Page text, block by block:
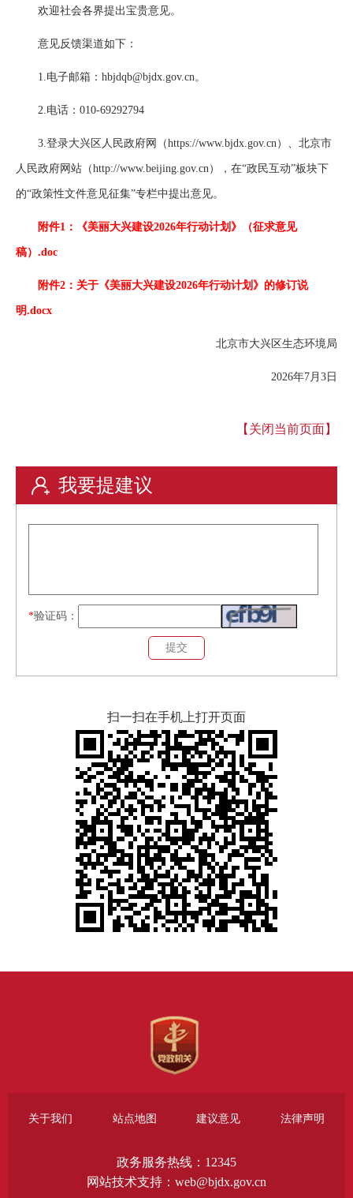
欢迎社会各界提出宝贵意见。
意见反馈渠道如下：
1.电子邮箱：hbjdqb@bjdx.gov.cn。
2.电话：010-69292794
3.登录大兴区人民政府网（https://www.bjdx.gov.cn）、北京市
人民政府网站（http://www.beijing.gov.cn），在“政民互动”板块下
的“政策性文件意见征集”专栏中提出意见。
附件1：《美丽大兴建设2026年行动计划》（征求意见
稿）.doc
附件2：关于《美丽大兴建设2026年行动计划》的修订说
明.docx
北京市大兴区生态环境局
2026年7月3日
【关闭当前页面】
我要提建议
*验证码：
扫一扫在手机上打开页面
关于我们 站点地图 建议意见 法律声明
政务服务热线：12345
网站技术支持：web@bjdx.gov.cn